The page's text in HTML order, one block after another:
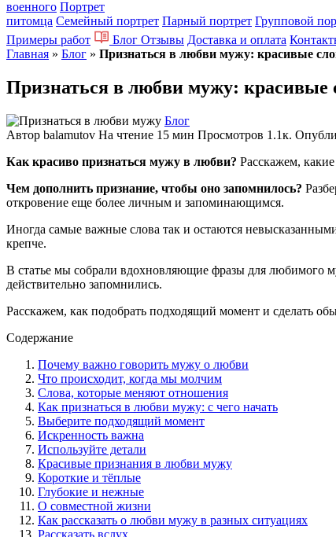
военного Портрет
питомца Семейный портрет Парный портрет Групповой
Примеры работ
Блог Отзывы Доставка и оплата
Главная » Блог » Признаться в любви мужу: красивые
Признаться в любви мужу: красивые
Блог
Автор balamutov На чтение 15 мин Просмотров 1.1к.
Как красиво признаться мужу в любви? Расскажем,
Чем дополнить признание, чтобы оно запомнилось?
откровение еще более личным и запоминающимся.
Иногда самые важные слова так и остаются
крепче.
В статье мы собрали вдохновляющие фразы для любимого
действительно запомнились.
Расскажем, как подобрать подходящий момент и сделать
Содержание
Почему важно говорить мужу о любви
Что происходит, когда мы молчим
Слова, которые меняют отношения
Как признаться в любви мужу: с чего начать
Выберите подходящий момент
Искренность важна
Используйте детали
Красивые признания в любви мужу
Короткие и тёплые
Глубокие и нежные
О совместной жизни
Как рассказать о любви мужу в разных ситуациях
Рассказать вслух